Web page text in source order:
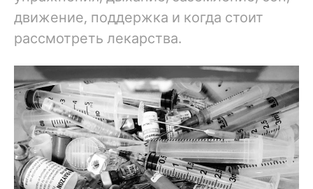
движение, поддержка и когда стоит
рассмотреть лекарства.